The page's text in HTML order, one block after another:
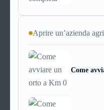
Aprire un’azienda
Come